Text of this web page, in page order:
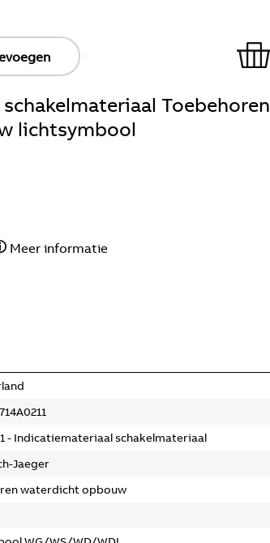
Toebehoren
lichtsymbool
Meer informatie
- Indicatiemateriaal schakelmateriaal
Jaeger
waterdicht opbouw